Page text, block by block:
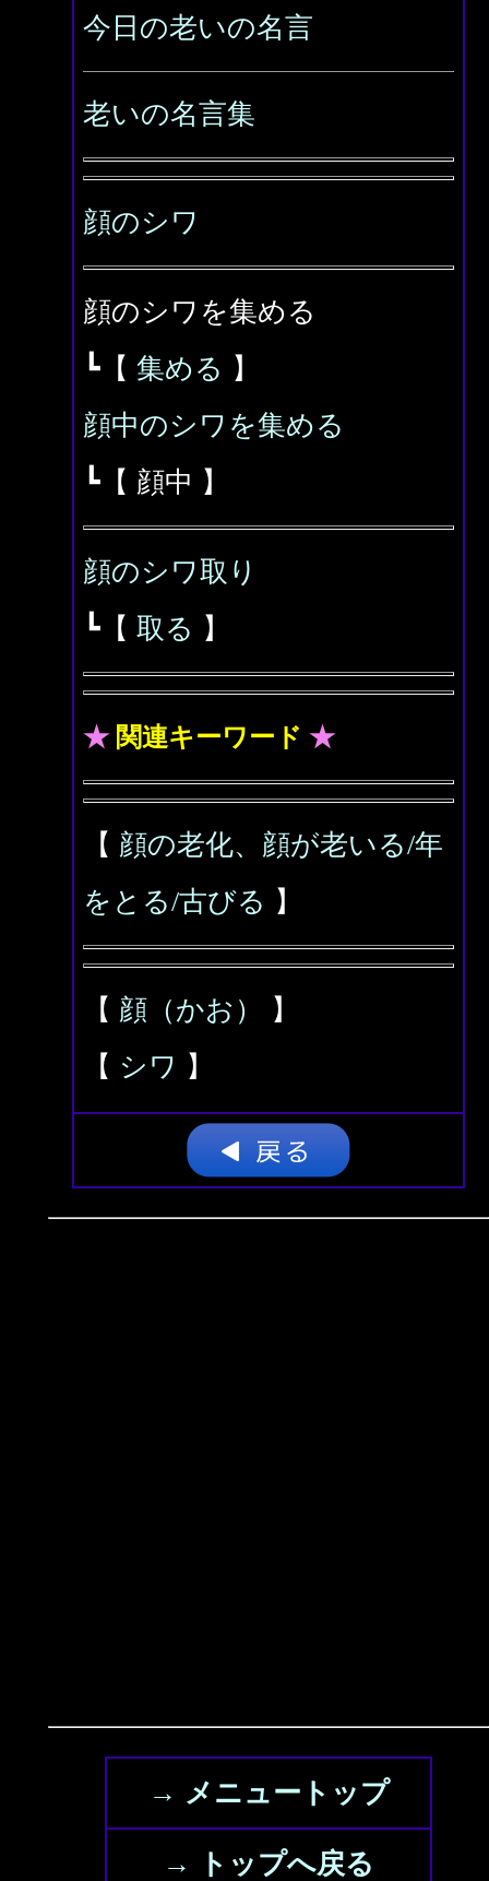
今日の老いの名言
老いの名言集
顔のシワ
顔のシワを集める
┗【 集める 】
顔中のシワを集める
┗【 顔中 】
顔のシワ取り
┗【 取る 】
★ 関連キーワード ★
【 顔の老化、顔が老いる/年
をとる/古びる 】
【 顔（かお）
】
【 シワ 】
→ メニュートップ
→ トップへ戻る